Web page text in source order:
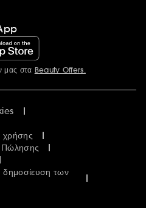
μας στα Beauty Offers.
χρήσης
Πώλησης
δημοσίευση των